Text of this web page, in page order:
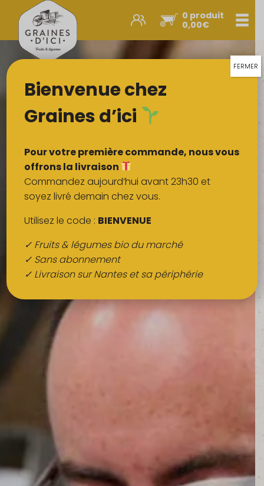
0 produit
0,00€
Promos et nouveautés
Légumes & œufs
Fruits
Viandes
Boulangerie
Crémerie
Poissons
Épicerie sucrée
Épices
Boissons
Bienvenue chez
Graines d’ici
Pour votre première commande, nous vous
offrons la livraison
Commandez aujourd’hui avant 23h30 et
soyez livré demain chez vous.
Utilisez le code : BIENVENUE
✓ Fruits & légumes bio du marché
✓ Sans abonnement
✓ Livraison sur Nantes et sa périphérie
FERMER